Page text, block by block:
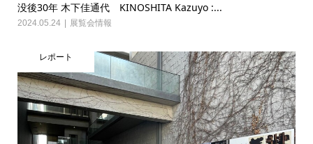
没後30年 木下佳通代 KINOSHITA Kazuyo :...
2024.05.24 展覧会情報
レポート